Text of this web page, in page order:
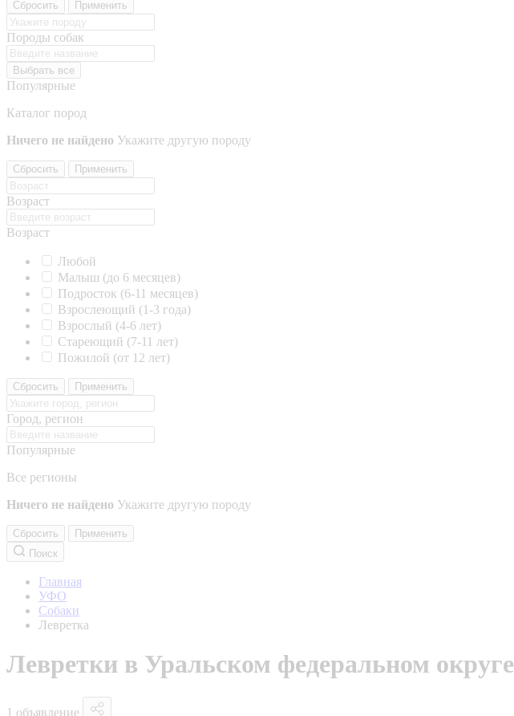
Сбросить Применить
Породы собак
Выбрать все
Популярные
Каталог пород
Ничего не найдено Укажите другую породу
Сбросить Применить
Возраст
Возраст
Любой
Малыш (до 6 месяцев)
Подросток (6-11 месяцев)
Взрослеющий (1-3 года)
Взрослый (4-6 лет)
Стареющий (7-11 лет)
Пожилой (от 12 лет)
Сбросить Применить
Город, регион
Популярные
Все регионы
Ничего не найдено Укажите другую породу
Сбросить
Применить
Поиск
Главная
УФО
Собаки
Левретка
Левретки в Уральском федеральном округе
1 объявление